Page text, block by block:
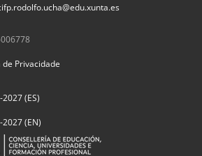
de Privacidade
(ES)
(EN)